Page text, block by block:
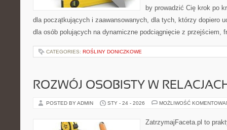
by prowadzić Cię krok po
dla początkujących i zaawansowanych, dla tych, którzy dopiero
dla osób polujących na dynamiczne podciągnięcie z przejściem,
CATEGORIES: ROŚLINY DONICZKOWE
ROZWÓJ OSOBISTY W
POSTED BY ADMIN STY - 24 - 2026 MOŻLIWOŚĆ
ZatrzymajFaceta.pl to